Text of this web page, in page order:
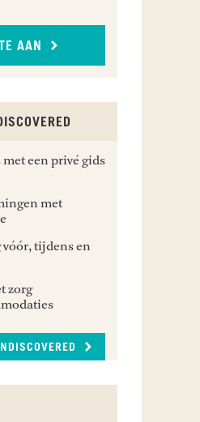
AAN
een privé gids
met
tijdens en
zorg